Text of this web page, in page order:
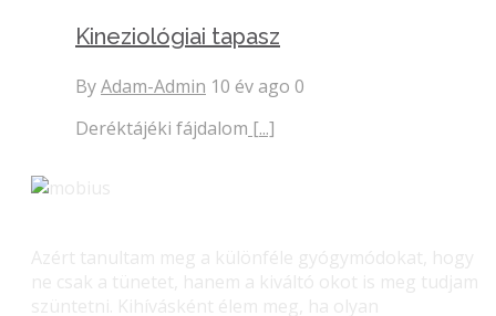
Kineziológiai tapasz
ByAdam-Admin 10 év ago 0
Deréktájéki fájdalom [...]